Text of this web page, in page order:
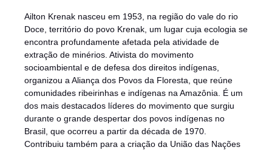
Ailton Krenak nasceu em 1953, na região do vale do rio
Doce, território do povo Krenak, um lugar cuja ecologia se
encontra profundamente afetada pela atividade de
extração de minérios. Ativista do movimento
socioambiental e de defesa dos direitos indígenas,
organizou a Aliança dos Povos da Floresta, que reúne
comunidades ribeirinhas e indígenas na Amazônia. É um
dos mais destacados líderes do movimento que surgiu
durante o grande despertar dos povos indígenas no
Brasil, que ocorreu a partir da década de 1970.
Contribuiu também para a criação da União das Nações